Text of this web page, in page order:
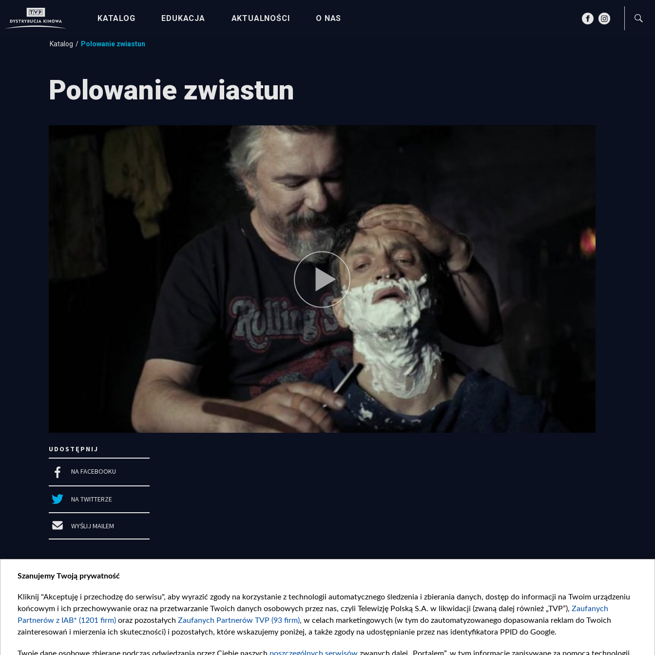
KATALOG EDUKACJA AKTUALNOŚCI O NAS
Katalog Polowanie zwiastun
Polowanie zwiastun
UDOSTĘPNIJ
NA FACEBOOKU
NA TWITTERZE
WYŚLIJ MAILEM
Szanujemy Twoją prywatność
Kliknij "Akceptuję i przechodzę do serwisu", aby wyrazić zgody na korzystanie z technologii automatycznego śledzenia i zbierania danych, dostęp do informacji na Twoim urządzeniu
końcowym i ich przechowywanie oraz na przetwarzanie Twoich danych osobowych przez nas, czyli Telewizję Polską S.A. w likwidacji (zwaną dalej również „TVP”), Zaufanych
Partnerów z IAB* (1201 firm) oraz pozostałych Zaufanych Partnerów TVP (93 firm), w celach marketingowych (w tym do zautomatyzowanego dopasowania reklam do Twoich
zainteresowań i mierzenia ich skuteczności) i pozostałych, które wskazujemy poniżej, a także zgody na udostępnianie przez nas identyfikatora PPID do Google.